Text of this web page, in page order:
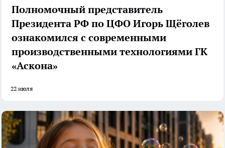
Полномочный представитель
Президента РФ по ЦФО Игорь Щёголев
ознакомился с современными
производственными технологиями ГК
«Аскона»
22 июля